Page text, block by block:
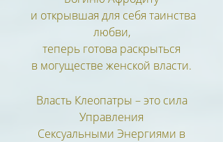
и открывшая для себя таинства
любви,
теперь готова раскрыться
в могуществе женской власти.
Власть Клеопатры – это сила
Управления
Сексуальными Энергиями в